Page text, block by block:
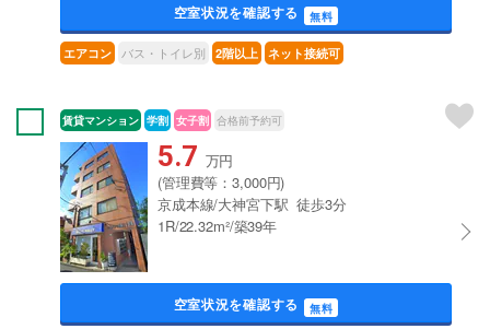
空室状況を確認する 無料
エアコン バス・トイレ別 2階以上 ネット接続可
賃貸マンション 学割 女子割 合格前予約可
5.7 万円
(管理費等：3,000円)
京成本線/大神宮下駅 徒歩3分
1R/22.32m²/築39年
空室状況を確認する 無料